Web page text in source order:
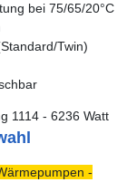
bei 75/65/20°C
Twin)
1114 - 6236 Watt
-